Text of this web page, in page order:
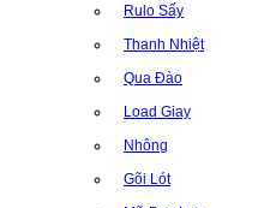
Rulo Sấy
Thanh Nhiệt
Qua Đào
Load Giay
Nhông
Gõi Lót